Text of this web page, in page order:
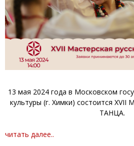
13 мая 2024 года в Московском
культуры (г. Химки) состоится
ТАНЦА.
читать далее..